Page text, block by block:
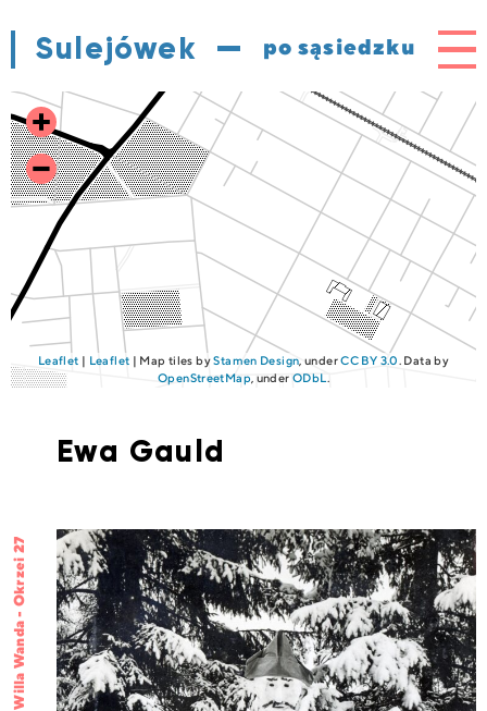
Sulejówek po sąsiedzku
Leaflet | Leaflet | Map tiles byStamen Design, underCC BY 3.0. Data by
OpenStreetMap, underODbL.
Ewa Gauld
Willa Wanda - Okrzei 27